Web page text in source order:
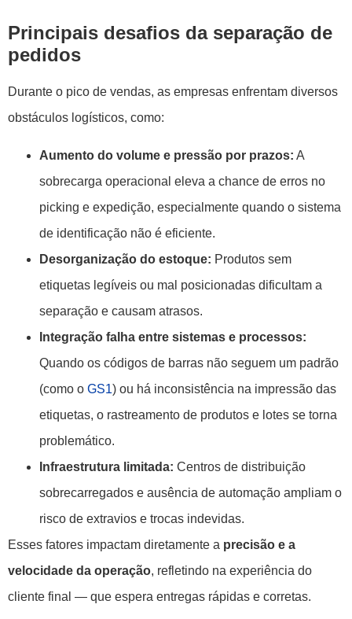
Principais desafios da separação de
pedidos
Durante o pico de vendas, as empresas enfrentam diversos
obstáculos logísticos, como:
Aumento do volume e pressão por prazos: A
sobrecarga operacional eleva a chance de erros no
picking e expedição, especialmente quando o sistema
de identificação não é eficiente.
Desorganização do estoque: Produtos sem
etiquetas legíveis ou mal posicionadas dificultam a
separação e causam atrasos.
Integração falha entre sistemas e processos:
Quando os códigos de barras não seguem um padrão
(como o GS1) ou há inconsistência na impressão das
etiquetas, o rastreamento de produtos e lotes se torna
problemático.
Infraestrutura limitada: Centros de distribuição
sobrecarregados e ausência de automação ampliam o
risco de extravios e trocas indevidas.
Esses fatores impactam diretamente a precisão e a
velocidade da operação, refletindo na experiência do
cliente final — que espera entregas rápidas e corretas.